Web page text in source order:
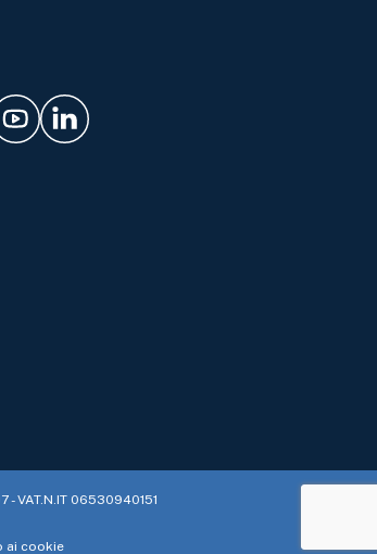
- VAT.N.IT 06530940151
ai cookie